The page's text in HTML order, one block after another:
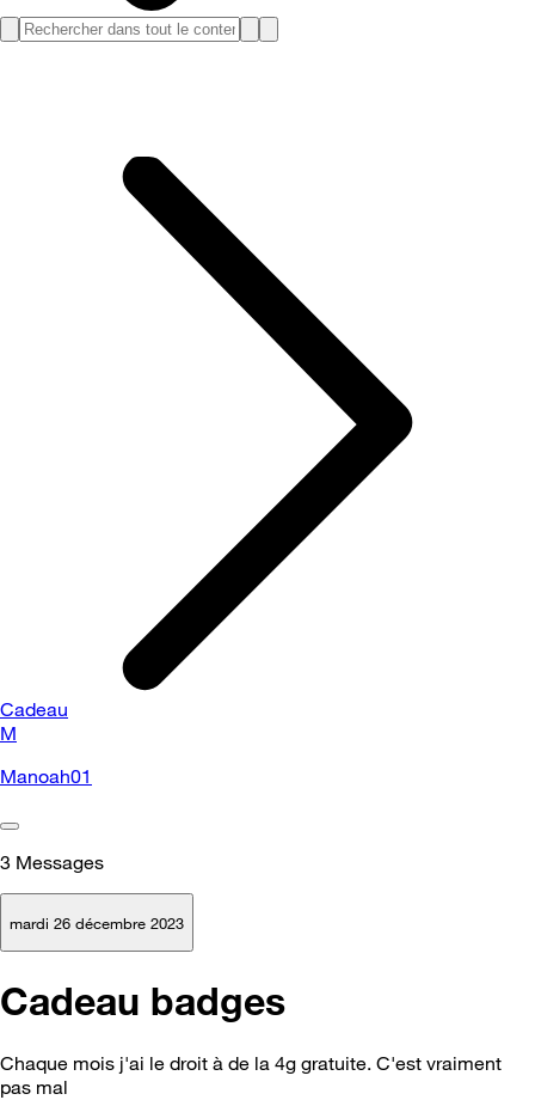
Cadeau
M
Manoah01
3 Messages
mardi 26 décembre 2023
Cadeau badges
Chaque mois j'ai le droit à de la 4g gratuite. C'est vraiment
pas mal